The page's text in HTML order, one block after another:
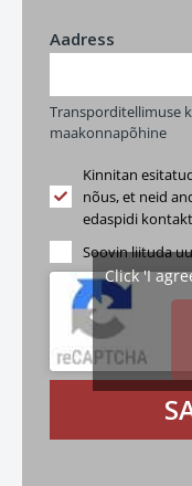
Aadress
Transporditellimuse
maakonnapõhine
Kinnitan
nõus, et neid
edaspidi
Soovin liituda
Click 'I